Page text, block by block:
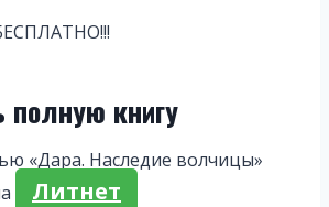
полную книгу
«Дара. Наследие волчицы»
Литнет